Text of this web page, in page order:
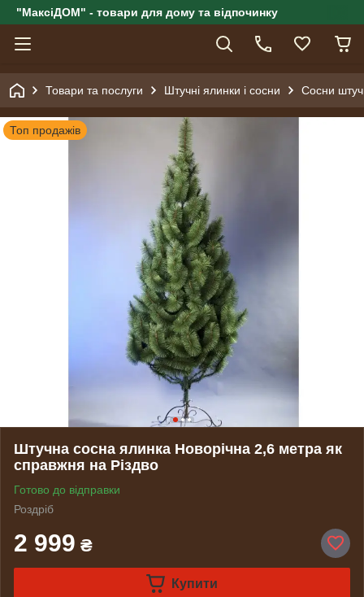
"МаксіДОМ" - товари для дому та відпочинку
Товари та послуги Штучні ялинки і сосни Сосни
Топ продажів
Штучна сосна ялинка Новорічна 2,6 метра як
справжня на Різдво
Готово до відправки
Роздріб
2 999 ₴
Купити